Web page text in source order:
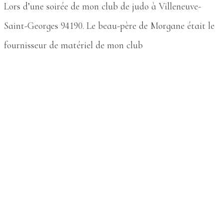
Lors d’une soirée de mon club de judo à Villeneuve-
Saint-Georges 94190. Le beau-père de Morgane était le
fournisseur de matériel de mon club